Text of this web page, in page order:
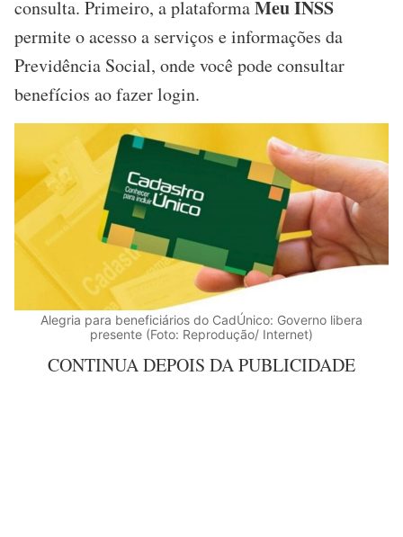
consulta. Primeiro, a plataformaMeu INSS
permite o acesso a serviços e informações da
Previdência Social, onde você pode consultar
benefícios ao fazer login.
Alegria para beneficiários do CadÚnico: Governo libera
presente (Foto: Reprodução/ Internet)
CONTINUA DEPOIS DA PUBLICIDADE